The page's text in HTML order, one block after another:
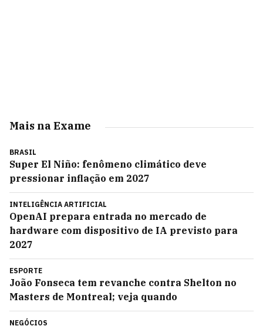
Mais na Exame
BRASIL
Super El Niño: fenômeno climático deve
pressionar inflação em 2027
INTELIGÊNCIA ARTIFICIAL
OpenAI prepara entrada no mercado de
hardware com dispositivo de IA previsto para
2027
ESPORTE
João Fonseca tem revanche contra Shelton no
Masters de Montreal; veja quando
NEGÓCIOS